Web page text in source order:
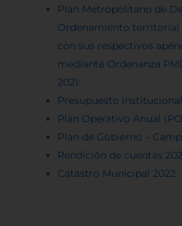
Plan Metropolitano de
Ordenamiento territorial
con sus respectivos
mediante Ordenanza
2021
Presupuesto
Plan Operativo Anual
Plan de Gobierno –
Rendición de cuentas
Catastro Municipal 2022